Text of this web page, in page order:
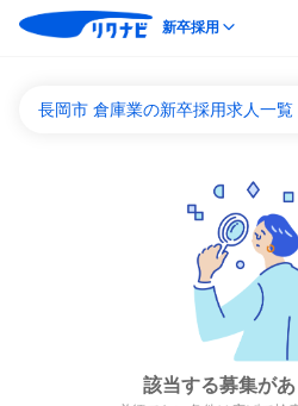
新卒採用
長岡市 倉庫業の新卒採用求人一覧
該当する募集があ